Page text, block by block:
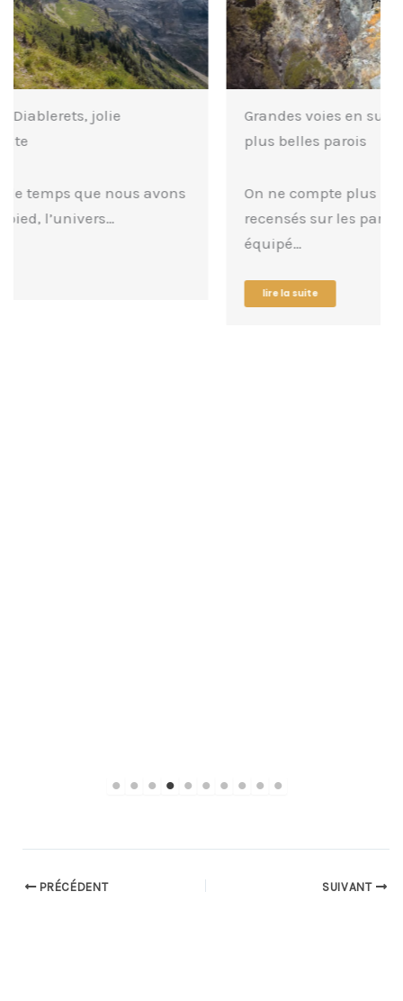
Grandes voies en suisse : découverte des
On ne compte plus le nombres d’itinéraires
recensés sur les parois de Suisse. Tout
PRÉCÉDENT SUIVANT